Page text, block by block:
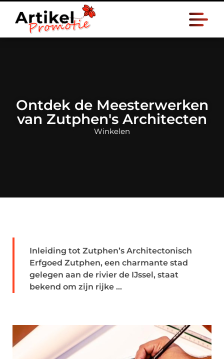
Ontdek de Meesterwerken
van Zutphen's Architecten
Winkelen
Inleiding tot Zutphen’s Architectonisch
Erfgoed Zutphen, een charmante stad
gelegen aan de rivier de IJssel, staat
bekend om zijn rijke ...